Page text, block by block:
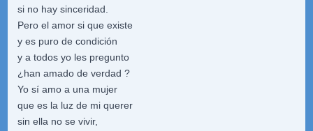
si no hay sinceridad.
Pero el amor si que existe
y es puro de condición
y a todos yo les pregunto
¿han amado de verdad ?
Yo sí amo a una mujer
que es la luz de mi querer
sin ella no se vivir,